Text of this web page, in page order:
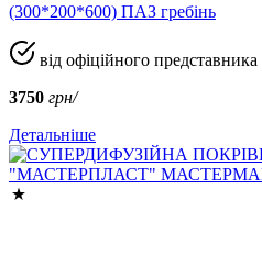
(300*200*600) ПАЗ гребінь
від офіційного представника
3750 грн/
Детальніше